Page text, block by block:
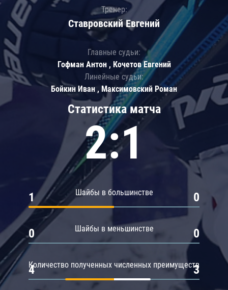
Статистика матча
2:1
Шайбы в большинстве
1 0
Шайбы в меньшинстве
0 0
Количество полученных численных преимуществ
4 3
Тренер:
Ставровский Евгений
Главные судьи:
Гофман Антон , Кочетов Евгений
Линейные судьи:
Бойкин Иван , Максимовский Роман